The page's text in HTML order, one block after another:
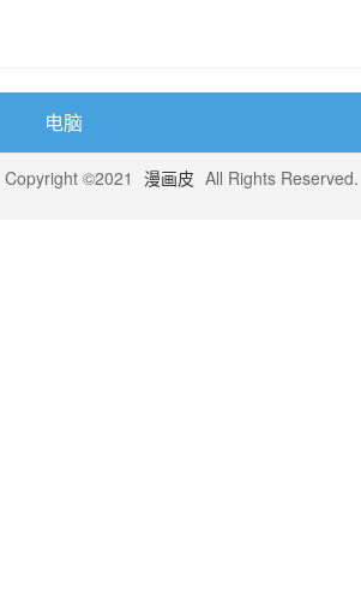
电脑
Copyright ©2021 漫画皮 All Rights Reserved.